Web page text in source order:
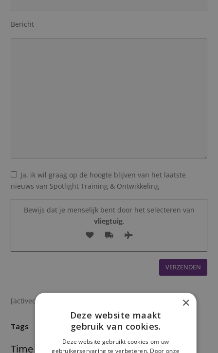
Bericht
Ja, ik wil graag op de hoogte blijven van het laatste
nieuws van Spotlight Training & Ontwikkeling
Bewijs dat je menselijk bent door het selecteren van
vliegtuig.
[activecampaign form=1]
Tags
Time management Prioriteiten Uitstellen Kiezen
×
Deze website maakt
gebruik van cookies.
Deze website gebruikt cookies om uw
gebruikerservaring te verbeteren. Door onze